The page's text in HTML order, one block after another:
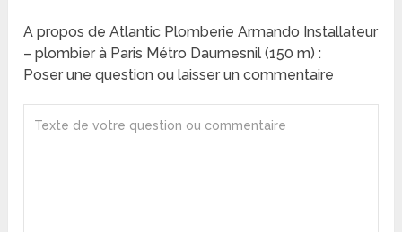
A propos de Atlantic Plomberie Armando Installateur
– plombier à Paris Métro Daumesnil (150 m) :
Poser une question ou laisser un commentaire